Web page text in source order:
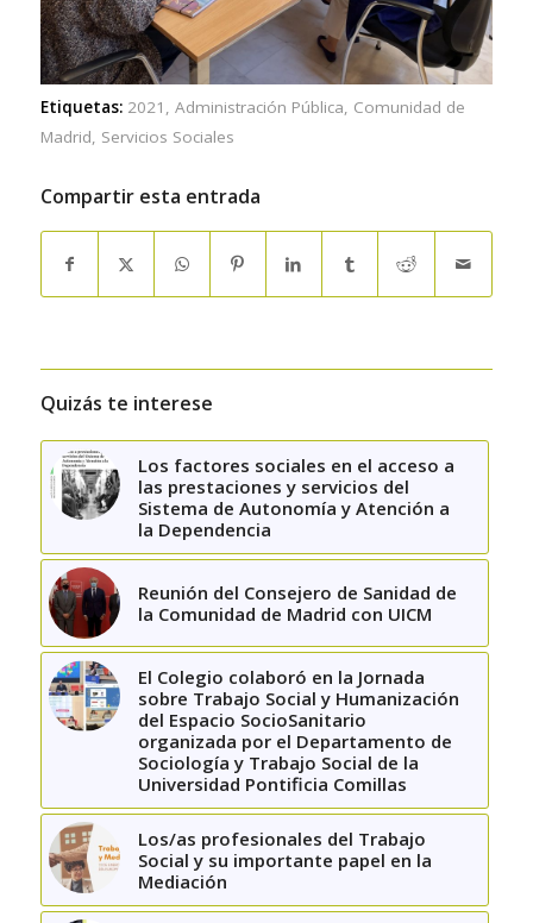
Etiquetas: 2021 , Administración Pública, Comunidad de
Madrid, Servicios Sociales
Compartir esta entrada
Quizás te interese
Los factores sociales en el acceso a
las prestaciones y servicios del
Sistema de Autonomía y Atención a
la Dependencia
Reunión del Consejero de Sanidad de
la Comunidad de Madrid con UICM
El Colegio colaboró en la Jornada
sobre Trabajo Social y Humanización
del Espacio SocioSanitario
organizada por el Departamento de
Sociología y Trabajo Social de la
Universidad Pontificia Comillas
Los/as profesionales del Trabajo
Social y su importante papel en la
Mediación